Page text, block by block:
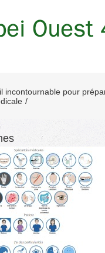
incontournable pour